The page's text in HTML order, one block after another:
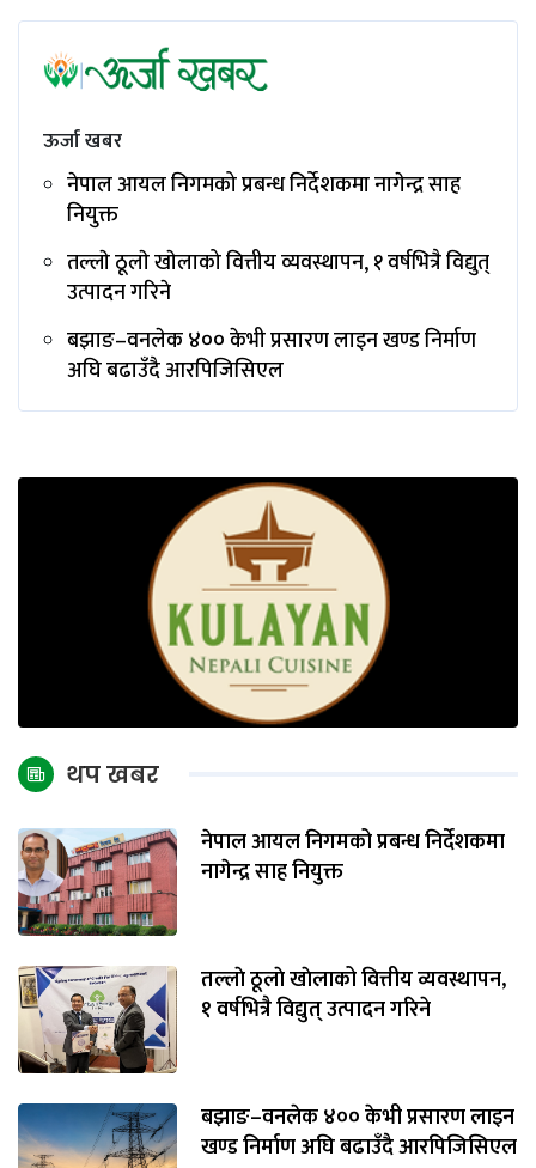
ऊर्जा खबर
नेपाल आयल निगमको प्रबन्ध निर्देशकमा नागेन्द्र साह
नियुक्त
तल्लाे ठूलाे खाेलाको वित्तीय व्यवस्थापन, १ वर्षभित्रै विद्युत्
उत्पादन गरिने
बझाङ–वनलेक ४०० केभी प्रसारण लाइन खण्ड निर्माण
अघि बढाउँदै आरपिजिसिएल
थप खबर
नेपाल आयल निगमको प्रबन्ध निर्देशकमा
नागेन्द्र साह नियुक्त
तल्लाे ठूलाे खाेलाको वित्तीय व्यवस्थापन,
१ वर्षभित्रै विद्युत् उत्पादन गरिने
बझाङ–वनलेक ४०० केभी प्रसारण लाइन
खण्ड निर्माण अघि बढाउँदै आरपिजिसिएल